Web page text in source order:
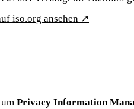
iso.org ansehen ↗
Privacy Information